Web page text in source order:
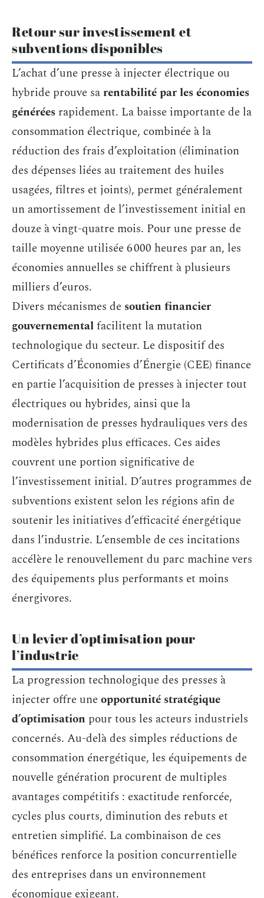
Retour sur investissement et
subventions disponibles
L’achat d’une presse à injecter électrique ou
hybride prouve sarentabilité par les économies
générées rapidement. La baisse importante de la
consommation électrique, combinée à la
réduction des frais d’exploitation (élimination
des dépenses liées au traitement des huiles
usagées, filtres et joints), permet généralement
un amortissement de l’investissement initial en
douze à vingt-quatre mois. Pour une presse de
taille moyenne utilisée 6 000 heures par an, les
économies annuelles se chiffrent à plusieurs
milliers d’euros.
Divers mécanismes de soutien financier
gouvernementalfacilitent la mutation
technologique du secteur. Le dispositif des
Certificats d’Économies d’Énergie (CEE) finance
en partie l’acquisition de presses à injecter tout
électriques ou hybrides, ainsi que la
modernisation de presses hydrauliques vers des
modèles hybrides plus efficaces. Ces aides
couvrent une portion significative de
l’investissement initial. D’autres programmes de
subventions existent selon les régions afin de
soutenir les initiatives d’efficacité énergétique
dans l’industrie. L’ensemble de ces incitations
accélère le renouvellement du parc machine vers
des équipements plus performants et moins
énergivores.
Un levier d’optimisation pour
l’industrie
La progression technologique des presses à
injecter offre uneopportunité stratégique
d’optimisation pour tous les acteurs industriels
concernés. Au-delà des simples réductions de
consommation énergétique, les équipements de
nouvelle génération procurent de multiples
avantages compétitifs : exactitude renforcée,
cycles plus courts, diminution des rebuts et
entretien simplifié. La combinaison de ces
bénéfices renforce la position concurrentielle
des entreprises dans un environnement
économique exigeant.